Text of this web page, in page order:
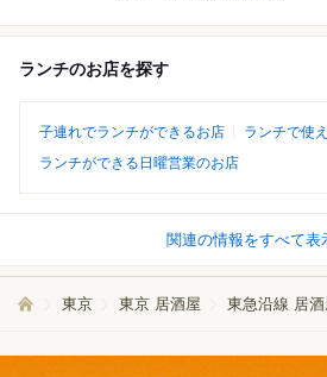
ランチのお店を探す
子連れでランチができるお店
ランチで使
ランチができる日曜営業のお店
関連の情報をすべて表
東京 東京 居酒屋 東急沿線 居酒